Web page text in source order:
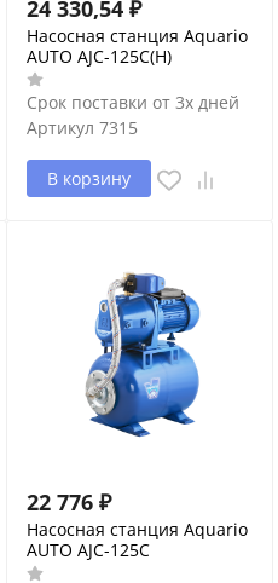
24 330,54 ₽
Насосная станция Aquario
AUTO AJC-125C(H)
Срок поставки от 3х дней
Артикул 7315
В корзину
22 776 ₽
Насосная станция Aquario
AUTO AJC-125C